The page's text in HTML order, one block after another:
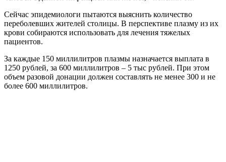
Сейчас эпидемиологи пытаются выяснить количество
переболевших жителей столицы. В перспективе плазму из их
крови собираются использовать для лечения тяжелых
пациентов.
За каждые 150 миллилитров плазмы назначается выплата в
1250 рублей, за 600 миллилитров – 5 тыс рублей. При этом
объем разовой донации должен составлять не менее 300 и не
более 600 миллилитров.